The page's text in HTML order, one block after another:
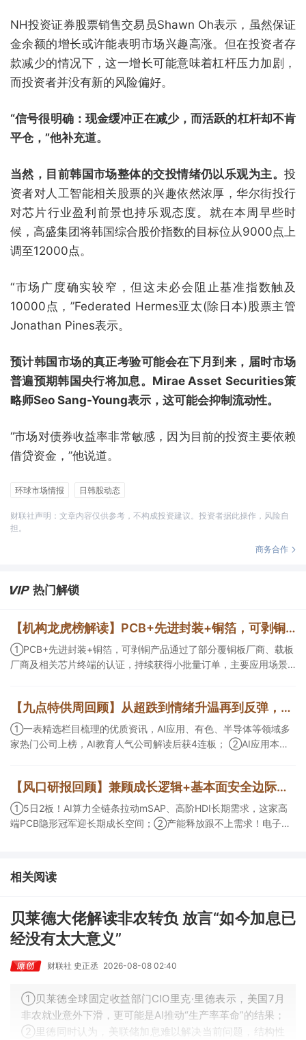
NH投资证券股票销售交易员Shawn Oh表示，虽然保证
金余额的增长或许能表明市场兴趣高涨。但在投资者存
款减少的情况下，这一增长可能意味着杠杆压力加剧，
而投资者并没有新的风险偏好。
“信号很明确：现金缓冲正在减少，而活跃的杠杆却不肯
平仓，”他补充道。
当然，目前韩国市场整体的交投情绪仍以乐观为主。 投
资者对人工智能相关股票的兴趣依然浓厚，华尔街投行
对芯片行业盈利前景也持乐观态度。就在本周早些时
候，高盛集团将韩国综合股价指数的目标位从9000点上
调至12000点。
“市场广度确实较窄，但这未必会阻止基准指数触及
10000点，”Federated Hermes亚太(除日本)股票主管
Jonathan Pines表示。
预计韩国市场的真正考验可能会在下月到来，届时市场
普遍预期韩国央行将加息。Mirae Asset Securities策
略师Seo Sang-Young表示，这可能会抑制流动性。
“市场对债券收益率非常敏感，因为目前的投资主要依赖
借贷资金，”他说道。
环球市场情报 日韩股动态
财联社声明：文章内容仅供参考，不构成投资建议。投资者据此操作，风险自
担。
商务合作
热门解锁
【机构龙虎榜解读】PCB+先进封装+铜箔，可剥铜产品通过了部分覆铜板厂商、载板厂商及相关芯片终端的认证，持续获得小批量订单，主要应用场景包括芯片封装光模块用PCB，机构大额净买入这家公司
①PCB+先进封装+铜箔，可剥铜产品通过了部分覆铜板厂商、载板
厂商及相关芯片终端的认证，持续获得小批量订单，主要应用场景
等方面具有丰富经验，具备承接细胞与基因治疗产品商业化受托生
产的合规资质，这家公司获净买入。
【九点特供周回顾】从超跌到情绪升温再到反弹，栏目梳理AI应用题材逻辑，AI教育人气公司解读后获4连板
①一表精选栏目梳理的优质资讯，AI应用、有色、半导体等领域多
家热门公司上榜，AI教育人气公司解读后获4连板； ②AI应用本周
角前瞻产业供需情况，提及2家核心公司双双涨停。
【风口研报回顾】兼顾成长逻辑+基本面安全边际！王牌自营前瞻覆盖“pcb+MLCC+电子布”，梳理AI产业链优质标的“深坑起跳”
①5日2板！AI算力全链条拉动mSAP、高阶HDI长期需求，这家高
端PCB隐形冠军迎长期成长空间；②产能释放跟不上需求！电子布
价预期暂未被市场定价，王牌自营前瞻捕捉“预期差”，3日大涨
26%。
相关阅读
贝莱德大佬解读非农转负 放言“如今加息已
经没有太大意义”
财联社 史正丞 2026-08-08 02:40
①贝莱德全球固定收益部门CIO里克·里德表示，美国7月
非农就业意外下滑，更可能是AI推动“生产率革命”的结果；
②里德同时认为，美联储加息难以解决当前问题，结构性